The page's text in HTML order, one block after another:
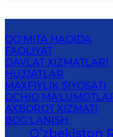
QO‘MITA HAQIDA
FAOLIYAT
DAVLAT XIZMATLARI
HUJJATLAR
MAXFIYLIK SIYOSATI
OCHIQ
AXBOROT XIZMATI
BOG‘LANISH
Oʻzbekiston